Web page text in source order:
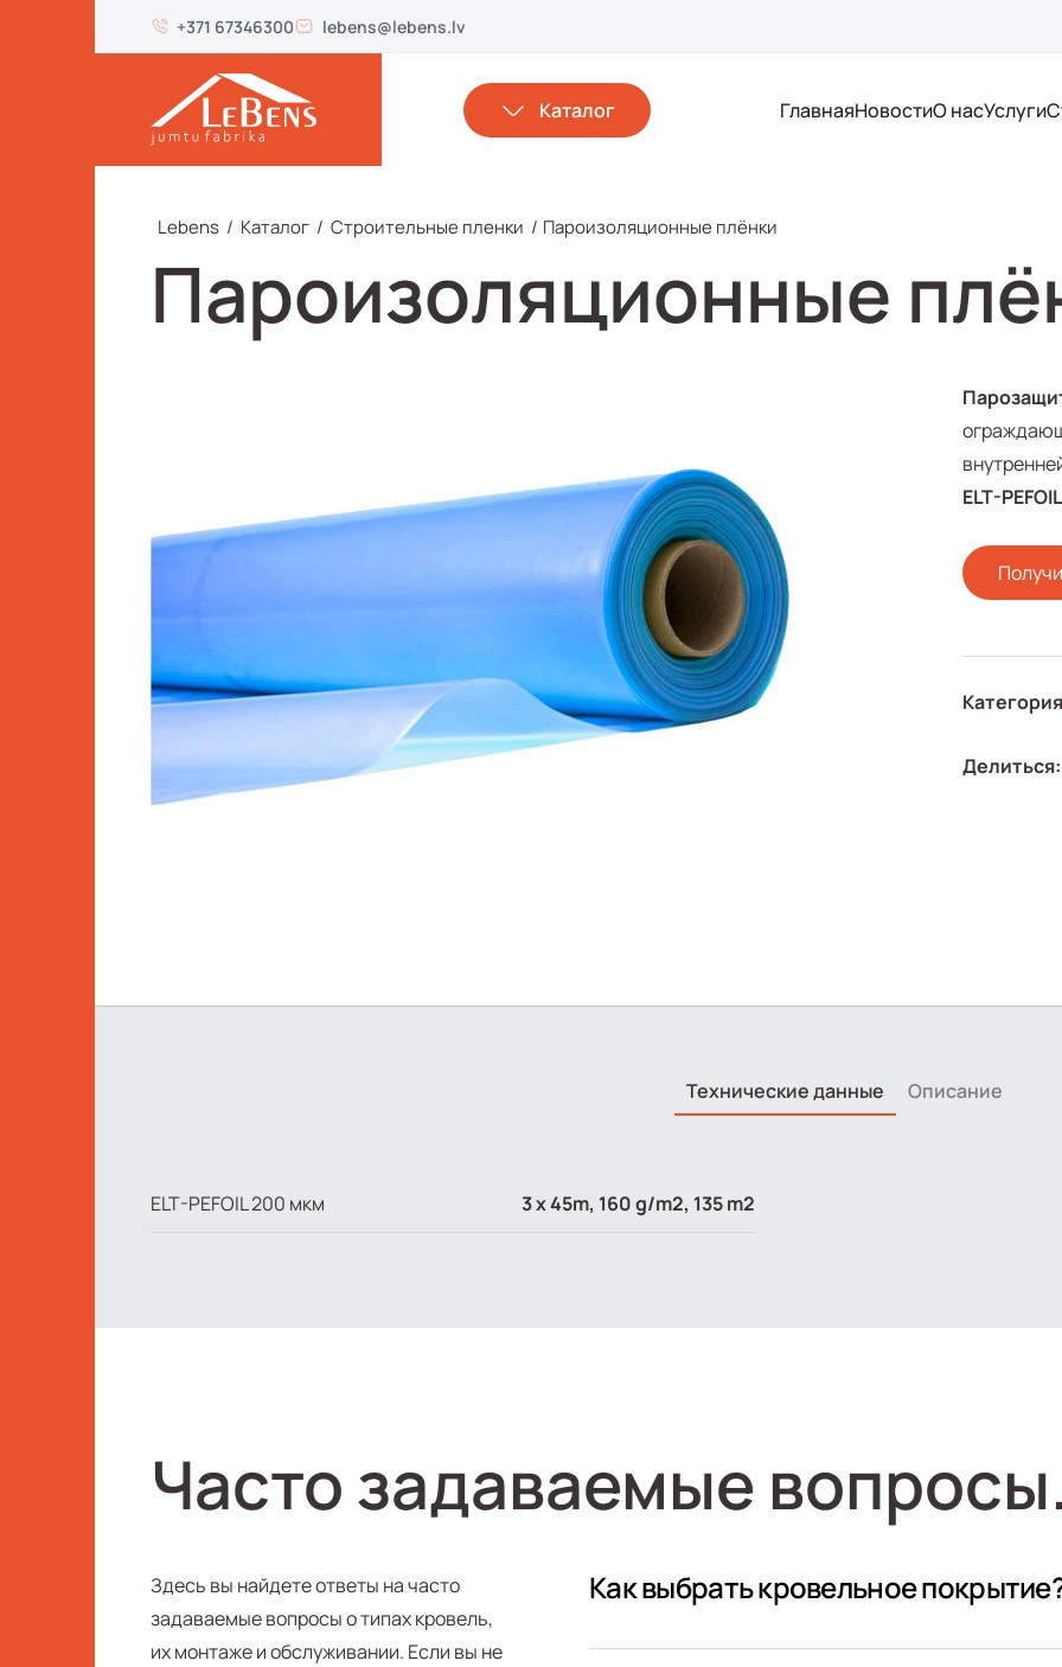
+371 67346300 lebens@lebens.lv
Каталог ГлавнаяНовостиО насУслуги
Lebens / Каталог / Строительные пленки / Пароизоляционные плёнки
Пароизоляционные
ELT-
Делиться:
Технические данные Описание
ELT-PEFOIL 200 мкм 3 x 45m, 160 g/m2, 135 m2
Часто задаваемые
Здесь вы найдете ответы на часто
задаваемые вопросы о типах кровель,
их монтаже и обслуживании. Если вы не
Как выбрать кровельное